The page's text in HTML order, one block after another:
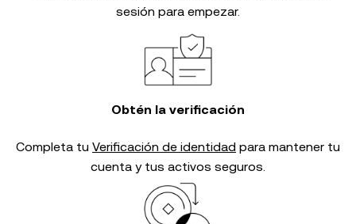
sesión para empezar.
Obtén la verificación
Completa tu Verificación de identidad para mantener tu
cuenta y tus activos seguros.